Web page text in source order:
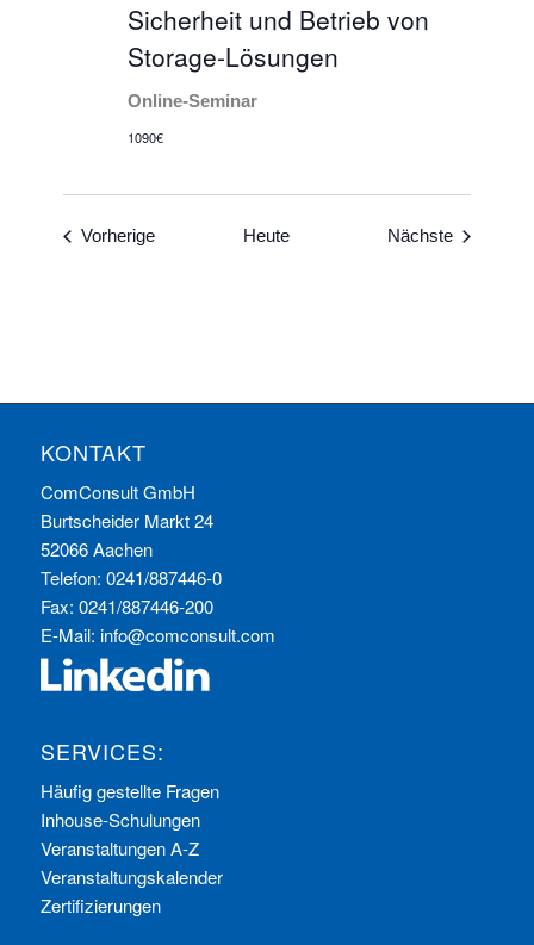
Sicherheit und Betrieb von
Storage-Lösungen
Online-Seminar
1090€
VorherigeVeranstaltungen
Heute Nächste
KONTAKT
ComConsult GmbH
Burtscheider Markt 24
52066 Aachen
Telefon: 0241/887446-0
Fax: 0241/887446-200
E-Mail: info@comconsult.com
SERVICES:
Häufig gestellte Fragen
Inhouse-Schulungen
Veranstaltungen A-Z
Veranstaltungskalender
Zertifizierungen